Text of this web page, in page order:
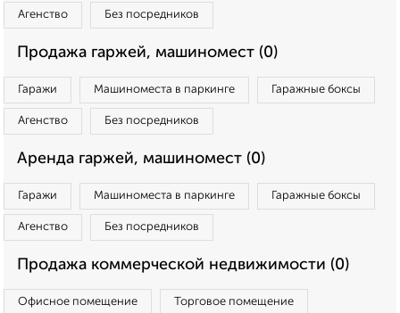
Агенство Без посредников
Продажа гаржей, машиномест (0)
Гаражи Машиноместа в паркинге Гаражные боксы
Агенство Без посредников
Аренда гаржей, машиномест (0)
Гаражи Машиноместа в паркинге Гаражные боксы
Агенство Без посредников
Продажа коммерческой недвижимости (0)
Офисное помещение Торговое помещение